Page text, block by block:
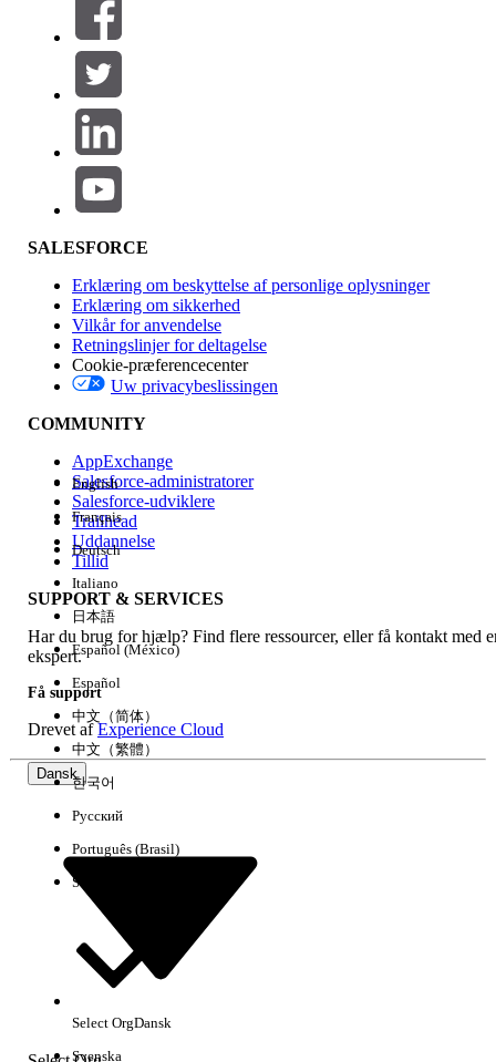
Filtre (0)
VÆLG FILTRE
Produktområde
Funktionspåvirkning
Version
Experience
Ryd alle Udført
Her er nogle søgetips
Kontroller stavemåden for dine søgeord.
SALESFORCE
Erklæring om beskyttelse af personlige oplysninger
Erklæring om sikkerhed
Vilkår for anvendelse
Retningslinjer for deltagelse
Cookie-præferencecenter
Uw privacybeslissingen
COMMUNITY
AppExchange
Salesforce-administratorer
Salesforce-udviklere
Trailhead
Uddannelse
Tillid
SUPPORT & SERVICES
Har du brug for hjælp? Find flere ressourcer, eller få kontakt med
ekspert.
Få support
Drevet afExperience Cloud
Dansk
English
Français
Deutsch
Italiano
日本語
Español (México)
Español
中文（简体）
中文（繁體）
한국어
Русский
Português (Brasil)
Suomi
Select OrgDansk
Svenska